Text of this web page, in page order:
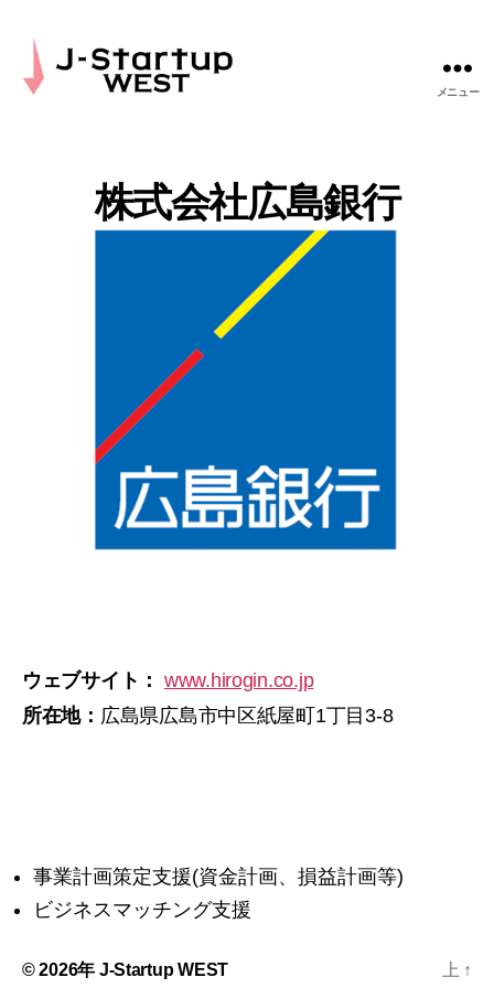
メニュー
株式会社広島銀行
ウェブサイト： www.hirogin.co.jp
所在地： 広島県広島市中区紙屋町1丁目3-8
事業計画策定支援(資金計画、損益計画等)
ビジネスマッチング支援
© 2026年 J-Startup WEST 上 ↑